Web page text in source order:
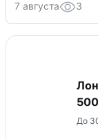
7 августа 3
До